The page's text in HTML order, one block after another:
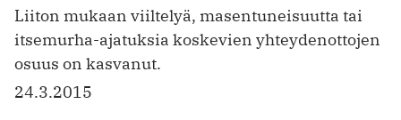
Liiton mukaan viiltelyä, masentuneisuutta tai
itsemurha-ajatuksia koskevien yhteydenottojen
osuus on kasvanut.
24.3.2015